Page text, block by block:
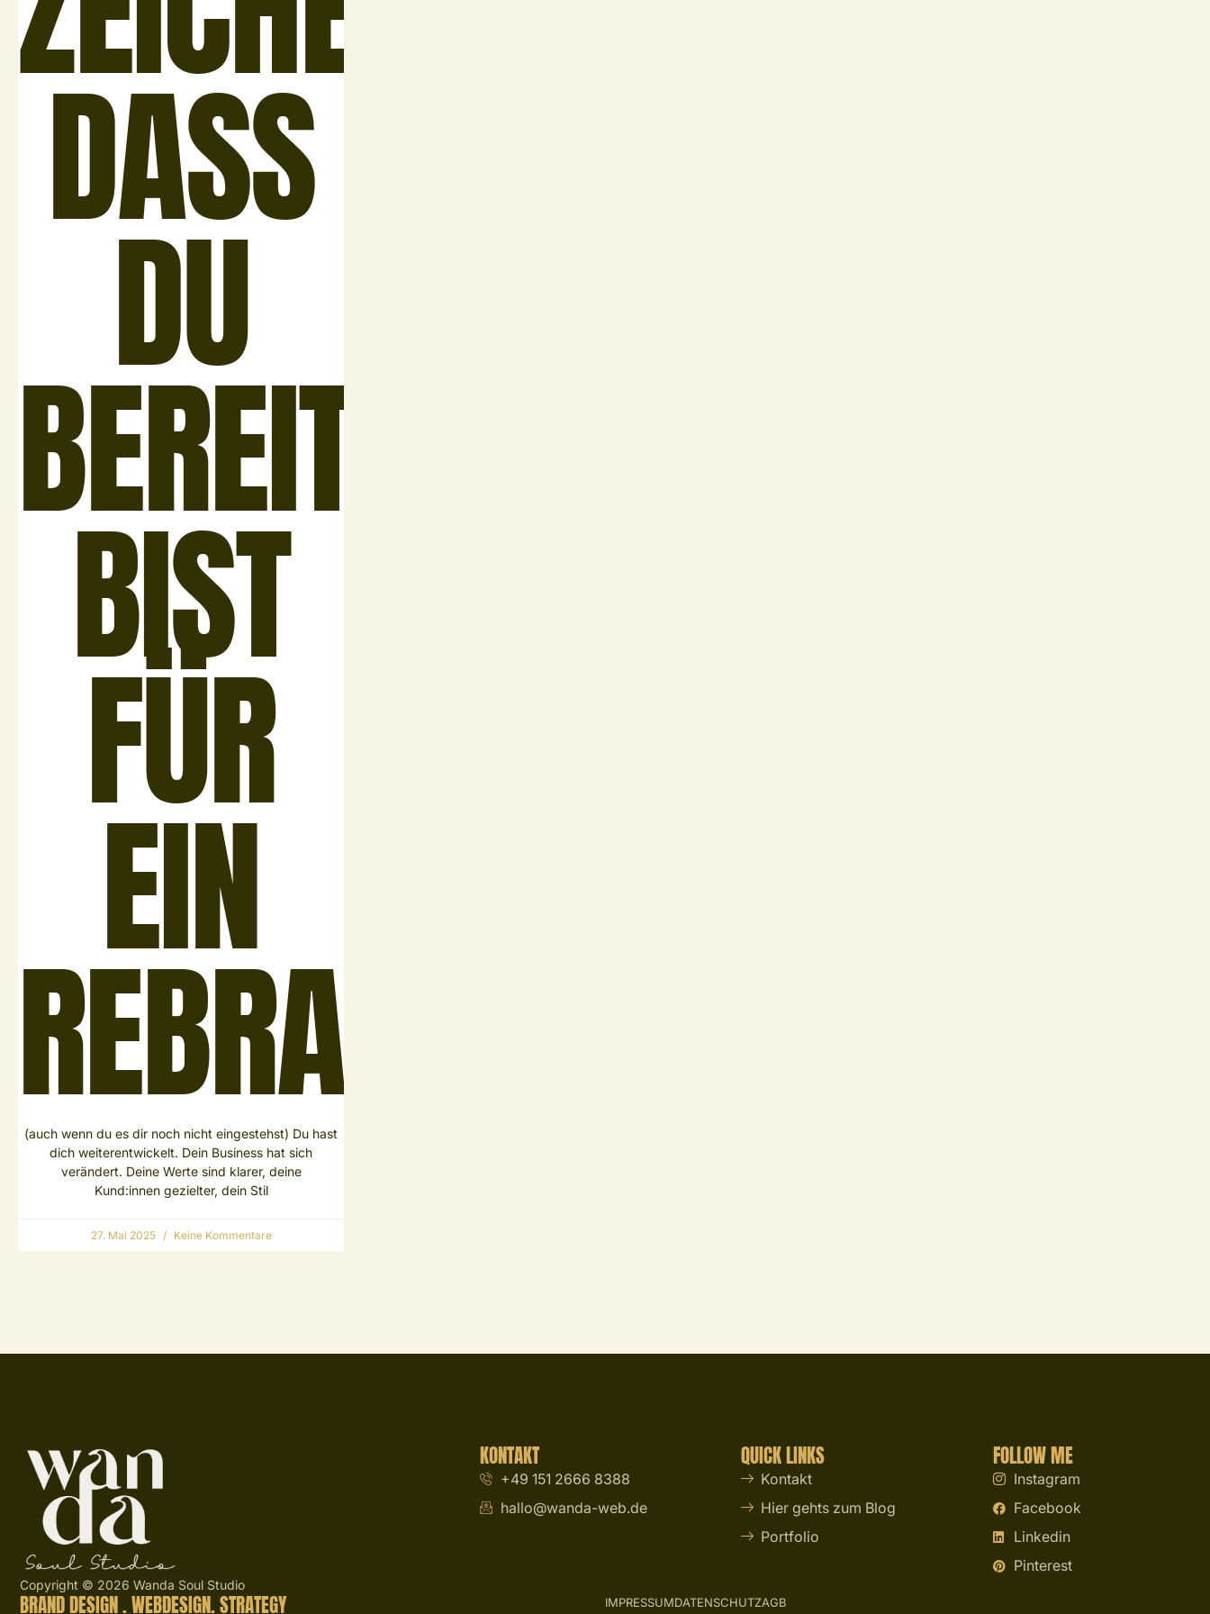
DASS
DU
BEREIT
BIST
FÜR
EIN
REBRANDING
(auch wenn du es dir noch nicht eingestehst) Du hast
dich weiterentwickelt. Dein Business hat sich
verändert. Deine Werte sind klarer, deine
Kund:innen gezielter, dein Stil
27. Mai 2025 Keine Kommentare
Copyright © 2026 Wanda Soul Studio
KONTAKT
+49 151 2666 8388
hallo@wanda-web.de
QUICK LINKS
Kontakt
Hier gehts zum Blog
Portfolio
FOLLOW ME
Instagram
Facebook
Linkedin
Pinterest
BRAND DESIGN . WEBDESIGN. STRATEGY IMPRESSUMDATENSCHUTZAGB